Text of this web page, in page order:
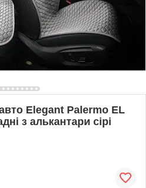
Elegant Palermo EL
з алькантари сірі